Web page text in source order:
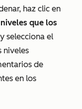
haz clic en
que los
y selecciona el
niveles
de
en los